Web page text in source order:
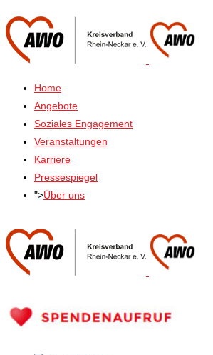
Home
Angebote
Soziales Engagement
Veranstaltungen
Karriere
Pressespiegel
">Über uns